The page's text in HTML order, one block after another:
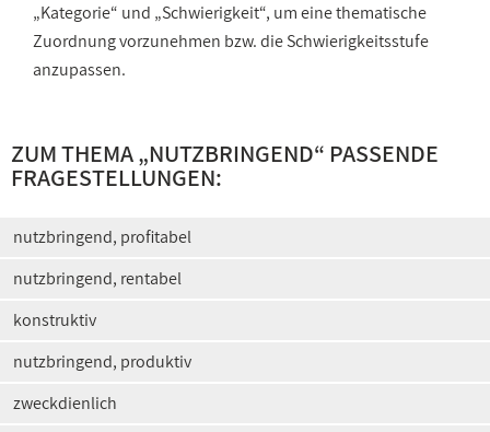
„Kategorie“ und „Schwierigkeit“, um eine thematische
Zuordnung vorzunehmen bzw. die Schwierigkeitsstufe
anzupassen.
ZUM THEMA „NUTZBRINGEND“ PASSENDE
FRAGESTELLUNGEN:
nutzbringend, profitabel
nutzbringend, rentabel
konstruktiv
nutzbringend, produktiv
zweckdienlich